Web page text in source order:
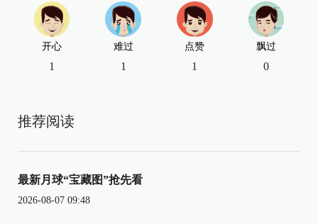
开心
1
难过
1
点赞
1
飘过
0
推荐阅读
最新月球“宝藏图”抢先看
2026-08-07 09:48